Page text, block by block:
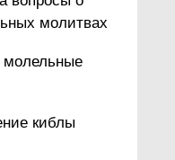
молитвах
молельные
киблы